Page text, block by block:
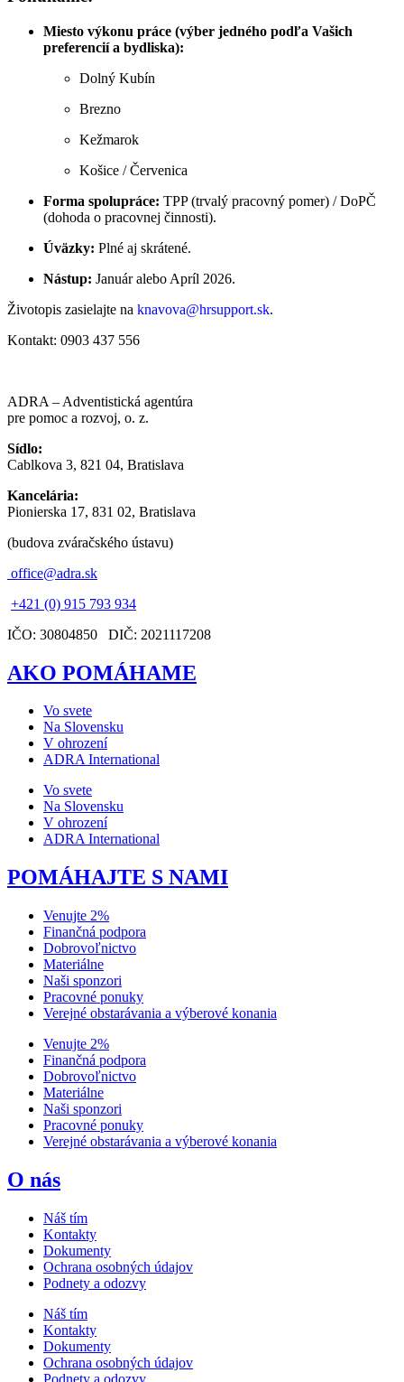
Miesto výkonu práce (výber jedného podľa Vašich
preferencií a bydliska):
Dolný Kubín
Brezno
Kežmarok
Košice / Červenica
Forma spolupráce: TPP (trvalý pracovný pomer) / DoPČ
(dohoda o pracovnej činnosti).
Úväzky: Plné aj skrátené.
Nástup: Január alebo Apríl 2026.
Životopis zasielajte na knavova@hrsupport.sk.
Kontakt: 0903 437 556
ADRA – Adventistická agentúra
pre pomoc a rozvoj, o. z.
Sídlo:
Cablkova 3, 821 04, Bratislava
Kancelária:
Pionierska 17, 831 02, Bratislava
(budova zváračského ústavu)
office@adra.sk
+421 (0) 915 793 934
IČO: 30804850 DIČ: 2021117208
AKO POMÁHAME
Vo svete
Na Slovensku
V ohrození
ADRA International
Vo svete
Na Slovensku
V ohrození
ADRA International
POMÁHAJTE S NAMI
Venujte 2%
Finančná podpora
Dobrovoľnictvo
Materiálne
Naši sponzori
Pracovné ponuky
Verejné obstarávania a výberové konania
Venujte 2%
Finančná podpora
Dobrovoľnictvo
Materiálne
Naši sponzori
Pracovné ponuky
Verejné obstarávania a výberové konania
O nás
Náš tím
Kontakty
Dokumenty
Ochrana osobných údajov
Podnety a odozvy
Náš tím
Kontakty
Dokumenty
Ochrana osobných údajov
Podnety a odozvy